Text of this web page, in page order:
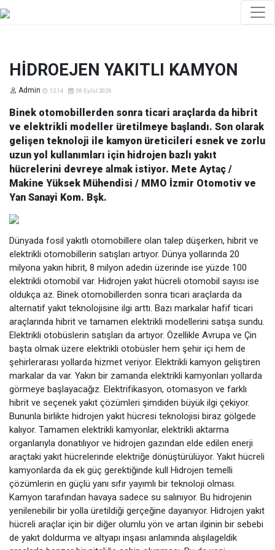
HİDROEJEN YAKITLI KAMYON
Admin 12:14 08 Eylül 2026
Binek otomobillerden sonra ticari araçlarda da hibrit
ve elektrikli modeller üretilmeye başlandı. Son olarak
gelişen teknoloji ile kamyon üreticileri esnek ve zorlu
uzun yol kullanımları için hidrojen bazlı yakıt
hücrelerini devreye almak istiyor. Mete Aytaç /
Makine Yüksek Mühendisi / MMO İzmir Otomotiv ve
Yan Sanayi Kom. Bşk.
Dünyada fosil yakıtlı otomobillere olan talep düşerken, hibrit ve
elektrikli otomobillerin satışları artıyor. Dünya yollarında 20
milyona yakın hibrit, 8 milyon adedin üzerinde ise yüzde 100
elektrikli otomobil var. Hidrojen yakıt hücreli otomobil sayısı ise
oldukça az. Binek otomobillerden sonra ticari araçlarda da
alternatif yakıt teknolojisine ilgi arttı. Bazı markalar hafif ticari
araçlarında hibrit ve tamamen elektrikli modellerini satışa sundu.
Elektrikli otobüslerin satışları da artıyor. Özellikle Avrupa ve Çin
başta olmak üzere elektrikli otobüsler hem şehir içi hem de
şehirlerarası yollarda hizmet veriyor. Elektrikli kamyon geliştiren
markalar da var. Yakın bir zamanda elektrikli kamyonları yollarda
görmeye başlayacağız. Elektrifikasyon, otomasyon ve farklı
hibrit ve seçenek yakıt çözümleri şimdiden büyük ilgi çekiyor.
Bununla birlikte hidrojen yakıt hücresi teknolojisi biraz gölgede
kalıyor. Tamamen elektrikli kamyonlar, elektrikli aktarma
organlarıyla donatılıyor ve hidrojen gazından elde edilen enerji
araçtaki yakıt hücrelerinde elektriğe dönüştürülüyor. Yakıt hücreli
kamyonlarda da ek güç gerektiğinde kull Hidrojen temelli
çözümlerin en güçlü yanı sıfır yayımlı bir teknoloji olması.
Kamyon tarafından havaya sadece su salınıyor. Bu hidrojenin
yenilenebilir bir yolla üretildiği gerçeğine dayanıyor. Hidrojen yakıt
hücreli araçlar için bir diğer olumlu yön ve artan ilginin bir sebebi
de yakıt doldurma ve altyapı inşası anlamında alışılageldik